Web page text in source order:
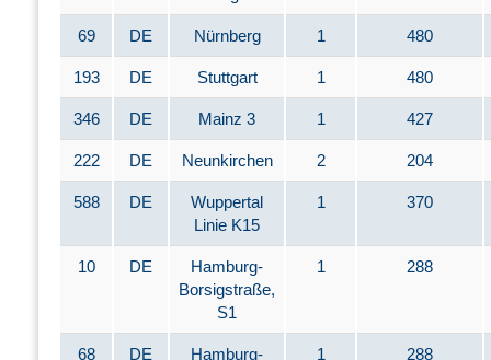
69 DE Nürnberg 1 480
193 DE Stuttgart 1 480
346 DE Mainz 3 1 427
222 DE Neunkirchen 2 204
588 DE
Wuppertal
Linie K15
1 370
10 DE
Hamburg-
Borsigstraße,
S1
1 288
68 DE Hamburg- 1 288